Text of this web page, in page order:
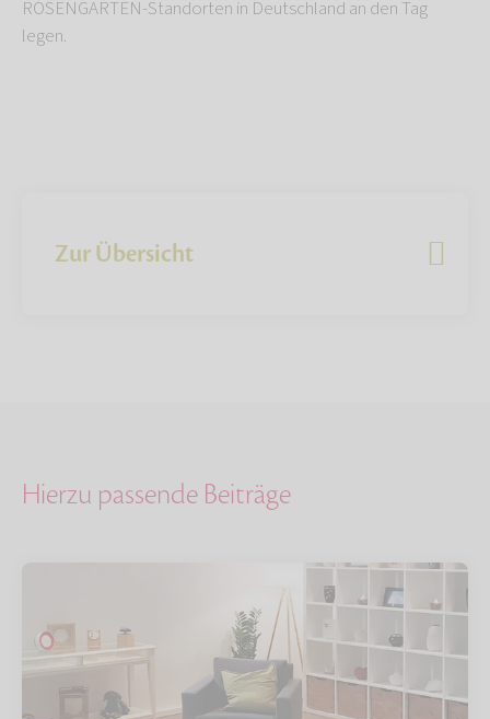
ROSENGARTEN-Standorten in Deutschland an den Tag
legen.
Zur Übersicht
Hierzu passende Beiträge